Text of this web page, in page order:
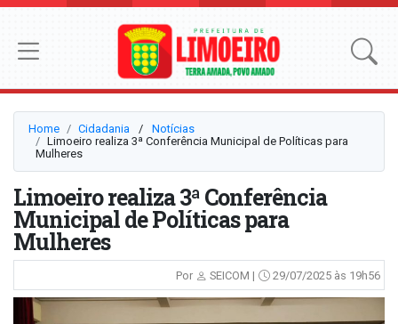
Home Cidadania ⠀/⠀ Notícias
Limoeiro realiza 3ª Conferência Municipal de Políticas para
Mulheres
Limoeiro realiza 3ª Conferência
Municipal de Políticas para
Mulheres
Por SEICOM | 29/07/2025 às 19h56